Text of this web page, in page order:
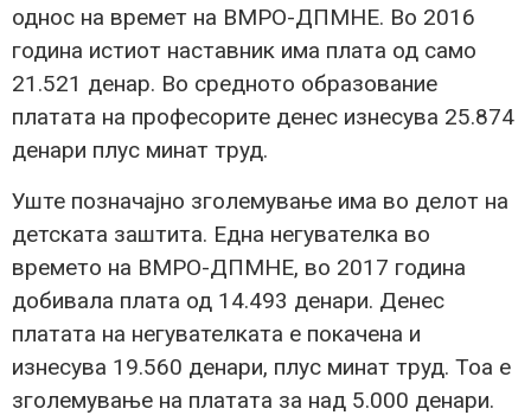
однос на времет на ВМРО-ДПМНЕ. Во 2016
година истиот наставник има плата од само
21.521 денар. Во средното образование
платата на професорите денес изнесува 25.874
денари плус минат труд.
Уште позначајно зголемување има во делот на
детската заштита. Една негувателка во
времето на ВМРО-ДПМНЕ, во 2017 година
добивала плата од 14.493 денари. Денес
платата на негувателката е покачена и
изнесува 19.560 денари, плус минат труд. Тоа е
зголемување на платата за над 5.000 денари.